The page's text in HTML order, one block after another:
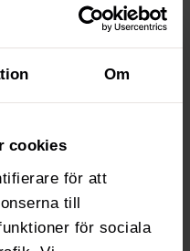
Om
cookies
för att
till
för sociala